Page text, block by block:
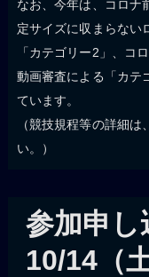
なお、今年は、コロナ
定サイズに収まらない
「カテゴリー2」、コ
動画審査による「カテ
ています。
（競技規程等の詳細
い。）
参加申し
10/14（